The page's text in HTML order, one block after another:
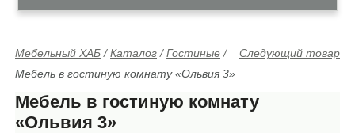
Следующий товар
Мебельный ХАБ /Каталог /Гостиные /
Мебель в гостиную комнату «Ольвия 3»
Мебель в гостиную комнату
«Ольвия 3»